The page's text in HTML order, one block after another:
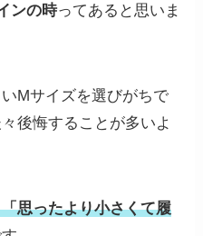
ンの時ってあると思いま
Mサイズを選びがちで
後悔することが多いよ
思ったより小さくて履